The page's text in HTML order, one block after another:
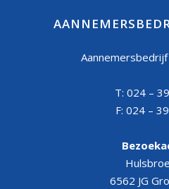
T: 024 –
F: 024 –
6562 JG